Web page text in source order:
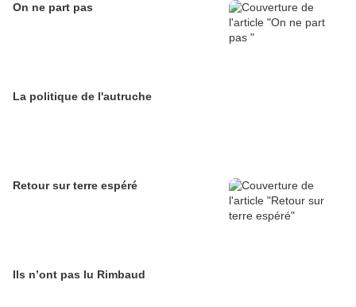
On ne part pas
La politique de l'autruche
Retour sur terre espéré
Ils n’ont pas lu Rimbaud